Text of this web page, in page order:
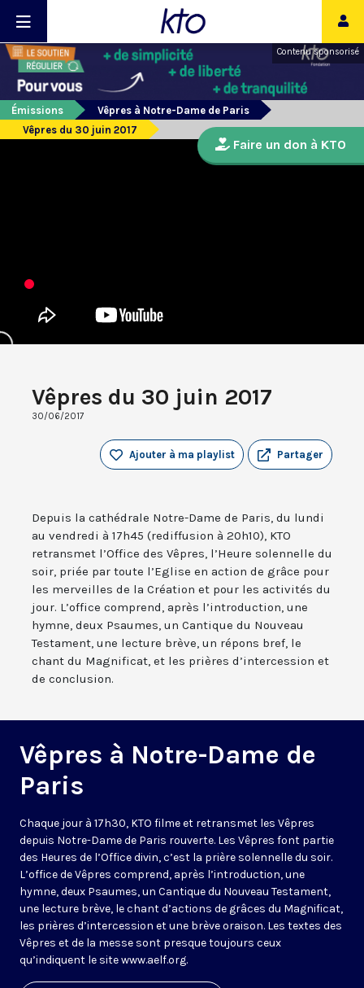
Contenu sponsorisé
Émissions
Vêpres à Notre-Dame de Paris
Vêpres du 30 juin 2017
Vêpres du 30 juin 2017
30/06/2017
Partager
Ajouter à ma playlist
Depuis la cathédrale Notre-Dame de Paris, du lundi
au vendredi à 17h45 (rediffusion à 20h10), KTO
retransmet l’Office des Vêpres, l’Heure solennelle du
soir, priée par toute l’Eglise en action de grâce pour
les merveilles de la Création et pour les activités du
jour. L’office comprend, après l’introduction, une
hymne, deux Psaumes, un Cantique du Nouveau
Testament, une lecture brève, un répons bref, le
chant du Magnificat, et les prières d’intercession et
de conclusion.
Vêpres à Notre-Dame de
Paris
Chaque jour à 17h30, KTO filme et retransmet les Vêpres
depuis Notre-Dame de Paris rouverte. Les Vêpres font partie
des Heures de l’Office divin, c’est la prière solennelle du soir.
L’office de Vêpres comprend, après l’introduction, une
hymne, deux Psaumes, un Cantique du Nouveau Testament,
une lecture brève, le chant d’actions de grâces du Magnificat,
les prières d’intercession et une brève oraison. Les textes des
Vêpres et de la messe sont presque toujours ceux
qu’indiquent le sitewww.aelf.org.
Faire un don à KTO